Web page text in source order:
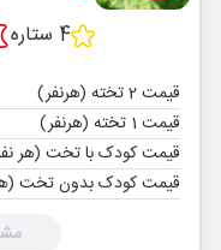
4 ستاره
قیمت 2 تخته (هرنفر)
قیمت 1 تخته (هرنفر)
قیمت کودک با تخت (هر
قیمت کودک بدون تخت